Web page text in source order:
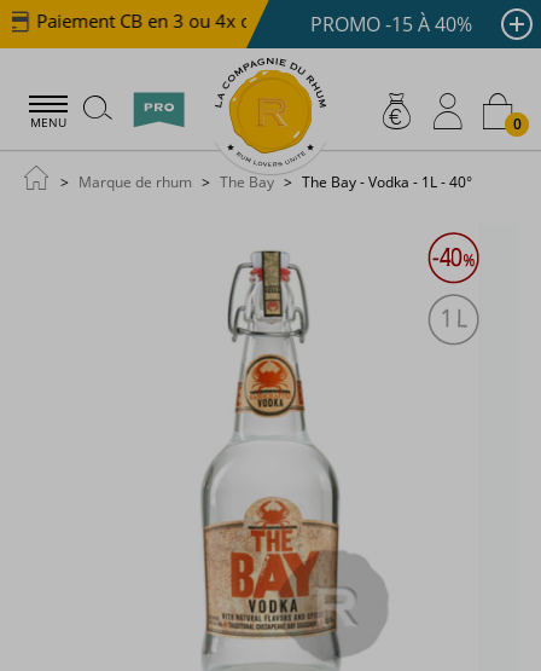
Paiement CB en 3 ou 4x dès 100 € Livraison offerte
PROMO -15 À 40%
MENU 0
Marque de rhum The Bay The Bay - Vodka - 1L - 40°